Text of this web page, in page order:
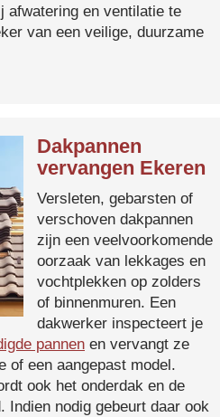
afwatering en ventilatie te
van een veilige, duurzame
Dakpannen
vervangen Ekeren
Versleten, gebarsten of
verschoven dakpannen
zijn een veelvoorkomende
oorzaak van lekkages en
vochtplekken op zolders
of binnenmuren. Een
dakwerker inspecteert je
pannen en vervangt ze
of een aangepast model.
ook het onderdak en de
Indien nodig gebeurt daar ook